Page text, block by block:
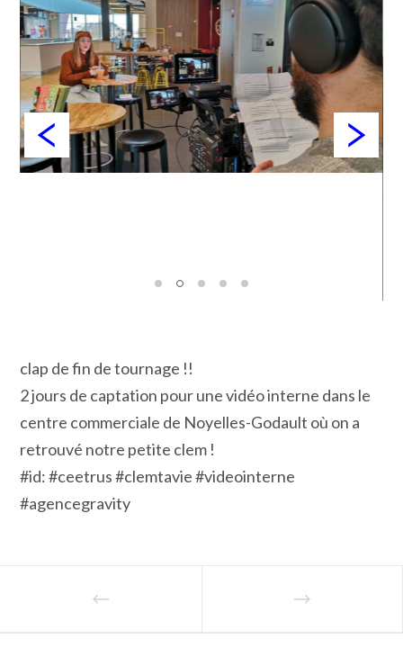
clap de fin de tournage !!
2 jours de captation pour une vidéo interne dans le
centre commerciale de Noyelles-Godault où on a
retrouvé notre petite clem !
#id: #ceetrus #clemtavie #videointerne
#agencegravity